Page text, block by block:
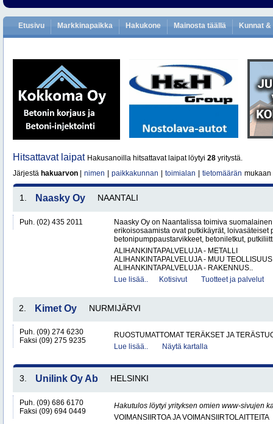
Etusivu Markkinapaikka Hakukone Mainosta täällä Kunnat
Hitsattavat laipat Hakusanoilla hitsattavat laipat löytyi 28 yritystä.
Järjestä hakuarvon nimen paikkakunnan toimialan tietomäärän mukaan
1. Naasky Oy NAANTALI
Puh. (02) 435 2011
Naasky Oy on Naantalissa toimiva
erikoisosaamista ovat putkikäyrät, loivasäteiset
betonipumppaustarvikkeet, betoniletkut,
ALIHANKINTAPALVELUJA - METALLI
ALIHANKINTAPALVELUJA - MUU TEOLLISUUS
ALIHANKINTAPALVELUJA - RAKENNUS..
Lue lisää..
Kotisivut Tuotteet ja palvelut
2. Kimet Oy NURMIJÄRVI
Puh. (09) 274 6230
Faksi (09) 275 9235
RUOSTUMATTOMAT TERÄKSET JA
Lue lisää..
Näytä kartalla
3. Unilink Oy Ab HELSINKI
Puh. (09) 686 6170
Faksi (09) 694 0449
Hakutulos löytyi yrityksen omien www-sivujen
VOIMANSIIRTOA JA VOIMANSIIRTOLAITTEITA